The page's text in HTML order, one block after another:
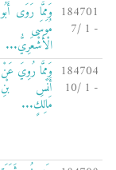
184701
- 1 /7
وَمِمَّا رَوَى أَبُو
مُوسَى
الْأَشْعَرِيُّ...
184704
- 1 /10
وَمِمَّا رُوِيَ عَنْ
أَنَسِ بْنِ
مَالِكٍ...